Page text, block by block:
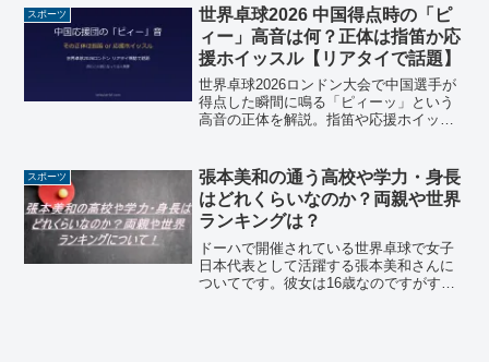
イネス・ガルシアさんです。「イネス・
ガルシアって誰？」...
スポーツ
世界卓球2026 中国得点時の「ピ
ィー」高音は何？正体は指笛か応
援ホイッスル【リアタイで話題】
世界卓球2026ロンドン大会で中国選手が
得点した瞬間に鳴る「ピィーッ」という
高音の正体を解説。指笛や応援ホイッス
スポーツ
張本美和の通う高校や学力・身長
はどれくらいなのか？両親や世界
ランキングは？
ドーハで開催されている世界卓球で女子
日本代表として活躍する張本美和さんに
ついてです。彼女は16歳なのですがすで